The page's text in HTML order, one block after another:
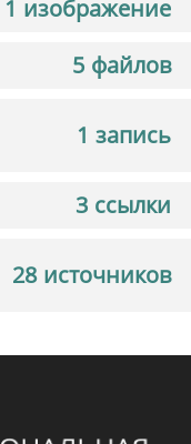
1 изображение
5 файлов
1 запись
3 ссылки
28 источников